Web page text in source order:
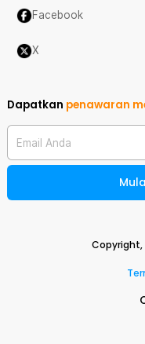
Facebook
X
Dapatkan penawaran
Email Anda
Copyright,